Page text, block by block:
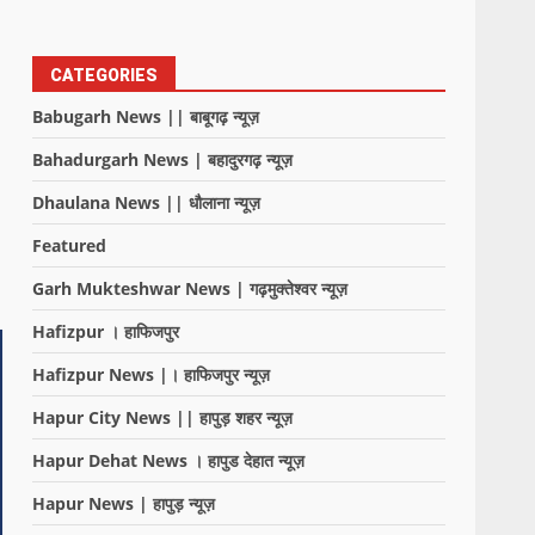
CATEGORIES
Babugarh News || बाबूगढ़ न्यूज़
Bahadurgarh News | बहादुरगढ़ न्यूज़
Dhaulana News || धौलाना न्यूज़
Featured
Garh Mukteshwar News | गढ़मुक्तेश्वर न्यूज़
Hafizpur । हाफिजपुर
Hafizpur News |। हाफिजपुर न्यूज़
Hapur City News || हापुड़ शहर न्यूज़
Hapur Dehat News । हापुड देहात न्यूज़
Hapur News | हापुड़ न्यूज़